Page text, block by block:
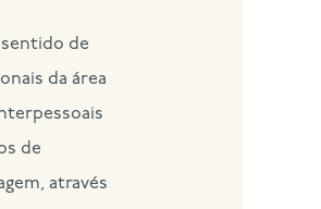
de
da área
de
através